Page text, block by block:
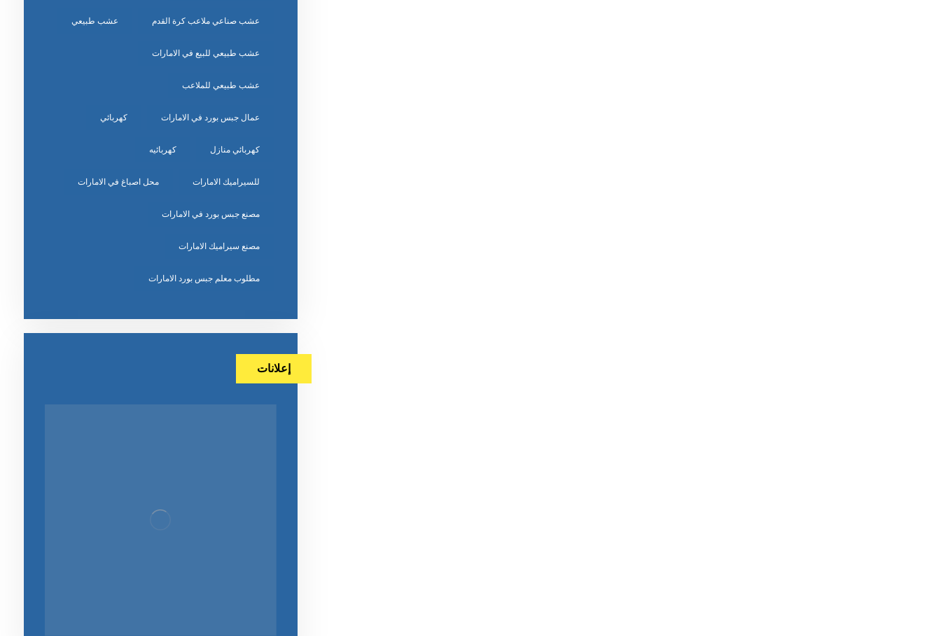
عشب صناعي ملاعب كرة القدم عشب طبيعي
عشب طبيعي للبيع في الامارات
عشب طبيعي للملاعب
عمال جبس بورد في الامارات كهربائي
كهربائي منازل كهربائيه
للسيراميك الامارات محل اصباغ في الامارات
مصنع جبس بورد في الامارات
مصنع سيراميك الامارات
مطلوب معلم جبس بورد الامارات
إعلانات